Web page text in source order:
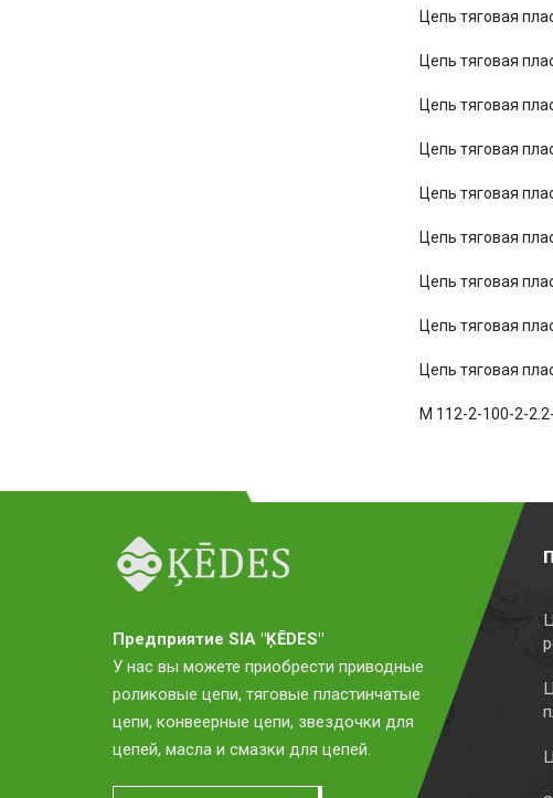
Цепь тяговая
Цепь тяговая
Цепь тяговая
Цепь тяговая
Цепь тяговая
Цепь тяговая
Цепь тяговая
Цепь тяговая
Цепь тяговая
М 112-2-100-2-
Предприятие SIA "ĶĒDES"
У нас вы можете приобрести приводные
роликовые цепи, тяговые пластинчатые
цепи, конвеерные цепи, звездочки для
цепей, масла и смазки для цепей.